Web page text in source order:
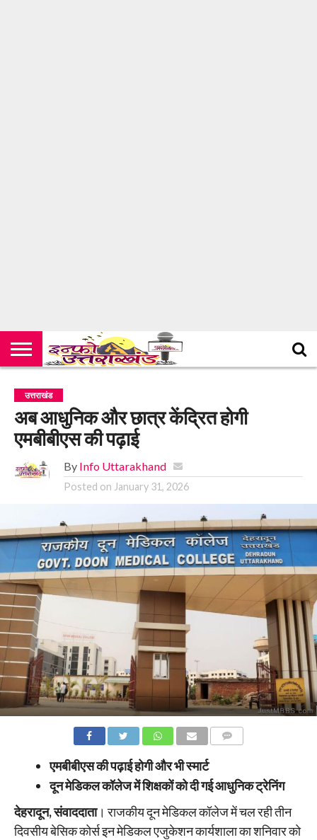
उत्तराखंड
अब आधुनिक और छात्र केंद्रित होगी
एमबीबीएस की पढ़ाई
By Info Uttarakhand
Posted on January 31, 2026
एमबीबीएस की पढ़ाई होगी और भी स्मार्ट
दून मेडिकल कॉलेज में शिक्षकों को दी गई आधुनिक ट्रेनिंग
देहरादून, संवाददाता। राजकीय दून मेडिकल कॉलेज में चल रही तीन
दिवसीय बेसिक कोर्स इन मेडिकल एजुकेशन कार्यशाला का शनिवार को